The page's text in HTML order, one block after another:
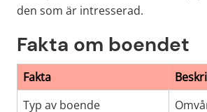
den som är intresserad.
Fakta om boendet
Fakta om boendet
Fakta
Typ av boende